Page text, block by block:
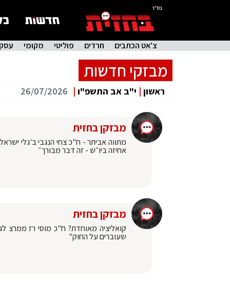
בס"ד
צ'אט הכתבים חרדים פוליטי מקומי
מבזקי חדשות
ראשון | י"ב אב התשפ"ו |
26/07/2026
מבזקן בחזית
מתווה אביתר - ח"כ צחי הנגבי ב'גלי
אחיזה ביו״ש - זה דבר מבורך״
מבזקן בחזית
קואליציה מאוחדת? ח"כ מוסי רז
שעוברים על החוק"